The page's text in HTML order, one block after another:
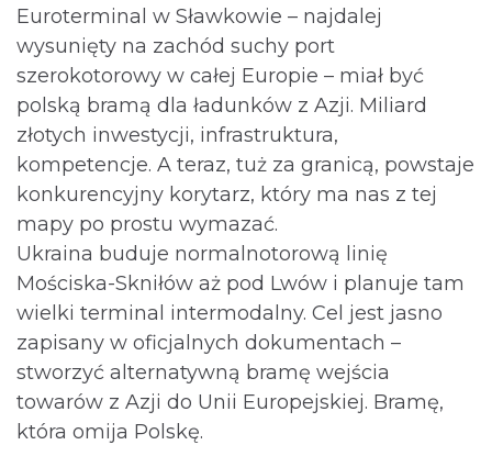
Euroterminal w Sławkowie – najdalej
wysunięty na zachód suchy port
szerokotorowy w całej Europie – miał być
polską bramą dla ładunków z Azji. Miliard
złotych inwestycji, infrastruktura,
kompetencje. A teraz, tuż za granicą, powstaje
konkurencyjny korytarz, który ma nas z tej
mapy po prostu wymazać.
Ukraina buduje normalnotorową linię
Mościska-Skniłów aż pod Lwów i planuje tam
wielki terminal intermodalny. Cel jest jasno
zapisany w oficjalnych dokumentach –
stworzyć alternatywną bramę wejścia
towarów z Azji do Unii Europejskiej. Bramę,
która omija Polskę.